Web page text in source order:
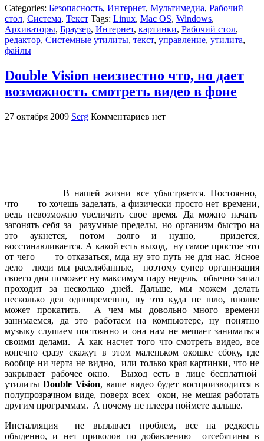
Categories: Безопасность, Интернет, Мультимедиа, Рабочий
стол, Система, Текст Tags: Linux, Mac OS, Windows,
Архиваторы, Браузер, Интернет, картинки, Рабочий стол,
редактор, Системные утилиты, текст, управление, утилита,
файлы
Double Vision неизвестно что, но дает
возможность смотреть видео в фоне
27 октября 2009 Serg Комментариев нет
В нашей жизни все убыстряется. Постоянно,
что — то хочешь заделать, а физически просто нет времени,
ведь невозможно увеличить свое время. Да можно начать
загонять себя за разумные пределы, но организм быстро на
это аукнется, потом долго и нудно, придется,
восстанавливается. А какой есть выход, ну самое простое это
от чего — то отказаться, мда ну это путь не для нас. Ясное
дело люди мы расхлябанные, поэтому супер организация
своего дня поможет ну максимум пару недель, обычно запал
проходит за несколько дней. Дальше, мы можем делать
несколько дел одновременно, ну это куда не шло, вполне
может прокатить. А чем мы довольно много времени
занимаемся, да это работаем на компьютере, ну понятно
музыку слушаем постоянно и она нам не мешает заниматься
своими делами. А как насчет того что смотреть видео, все
конечно сразу скажут в этом маленьком окошке сбоку, где
вообще ни черта не видно, или только края картинки, что не
закрывает рабочее окно. Выход есть в лице бесплатной
утилитыDouble Vision, ваше видео будет воспроизводится в
полупрозрачном виде, поверх всех окон, не мешая работать
другим программам. А почему не плеера поймете дальше.
Инсталляция не вызывает проблем, все на редкость
обыденно, и нет приколов по добавлению отсебятины в